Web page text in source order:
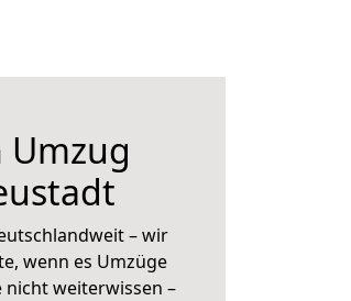
Umzug
– wir
wenn es Umzüge
nicht weiterwissen –